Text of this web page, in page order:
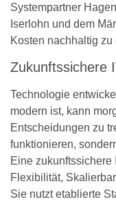
Systempartner
Iserlohn und dem
Kosten nachhaltig zu
Zukunftssichere
Technologie
modern ist, kann
Entscheidungen zu
funktionieren,
Eine zukunftssichere
Flexibilität,
Sie nutzt etablierte